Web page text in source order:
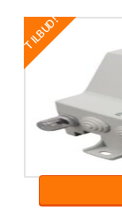
TILBUD!